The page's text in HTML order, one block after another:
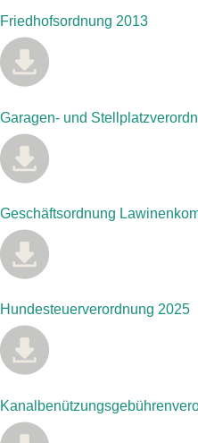
Friedhofsordnung 2013
Garagen- und
Geschäftsordnung
Hundesteuerverordnung 2025